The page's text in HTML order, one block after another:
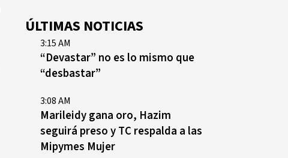
ÚLTIMAS NOTICIAS
3:15 AM
“Devastar” no es lo mismo que
“desbastar”
3:08 AM
Marileidy gana oro, Hazim
seguirá preso y TC respalda a las
Mipymes Mujer